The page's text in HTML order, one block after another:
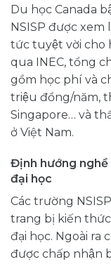
Du học Canada
NSISP được xem
tức tuyệt vời cho
qua INEC, tổng
gồm học phí và
triệu đồng/năm,
Singapore… và
ở Việt Nam.
Định hướng nghề
đại học
Các trường
trang bị kiến
đại học. Ngoài ra
được chấp nhận